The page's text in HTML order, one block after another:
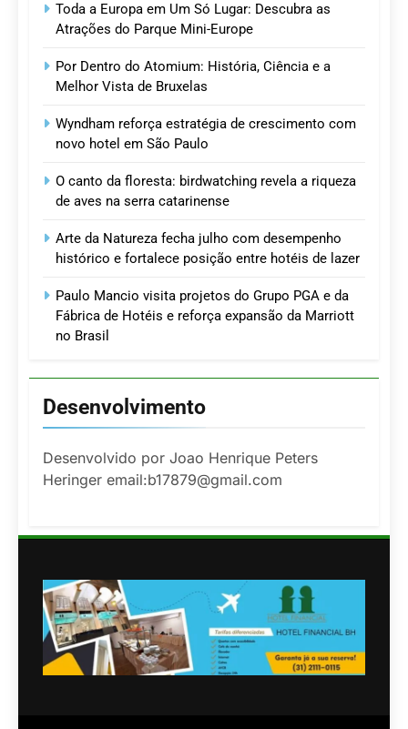
Toda a Europa em Um Só Lugar: Descubra as
Atrações do Parque Mini-Europe
Por Dentro do Atomium: História, Ciência e a
Melhor Vista de Bruxelas
Wyndham reforça estratégia de crescimento com
novo hotel em São Paulo
O canto da floresta: birdwatching revela a riqueza
de aves na serra catarinense
Arte da Natureza fecha julho com desempenho
histórico e fortalece posição entre hotéis de lazer
Paulo Mancio visita projetos do Grupo PGA e da
Fábrica de Hotéis e reforça expansão da Marriott
no Brasil
Desenvolvimento
Desenvolvido por Joao Henrique Peters
Heringer email:b17879@gmail.com